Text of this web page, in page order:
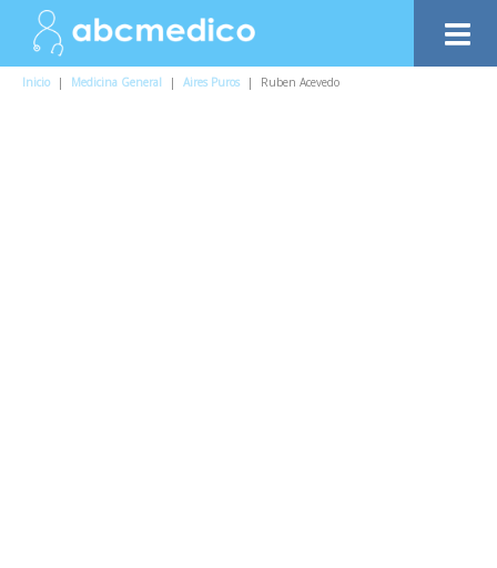
Inicio | Medicina General | Aires Puros | Ruben Acevedo